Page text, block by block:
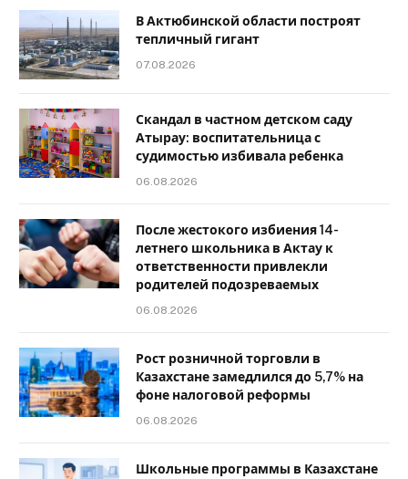
В Актюбинской области построят
тепличный гигант
07.08.2026
Скандал в частном детском саду
Атырау: воспитательница с
судимостью избивала ребенка
06.08.2026
После жестокого избиения 14-
летнего школьника в Актау к
ответственности привлекли
родителей подозреваемых
06.08.2026
Рост розничной торговли в
Казахстане замедлился до 5,7% на
фоне налоговой реформы
06.08.2026
Школьные программы в Казахстане